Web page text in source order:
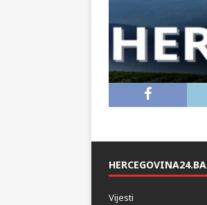
HERCEGOVINA24.BA
Vijesti